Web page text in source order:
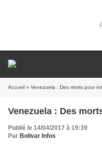
Accueil » Venezuela : Des morts pour
Venezuela : Des
Publié le 14/04/2017 à 19:39
Par Bolivar Infos